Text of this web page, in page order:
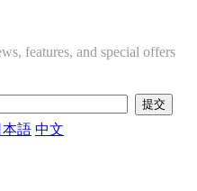
features, and special offers
本語 中文